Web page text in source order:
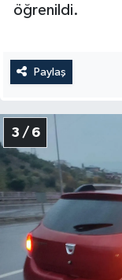
öğrenildi.
Paylaş
3 / 6
BİLİM VE
TANITIM
HABERDE